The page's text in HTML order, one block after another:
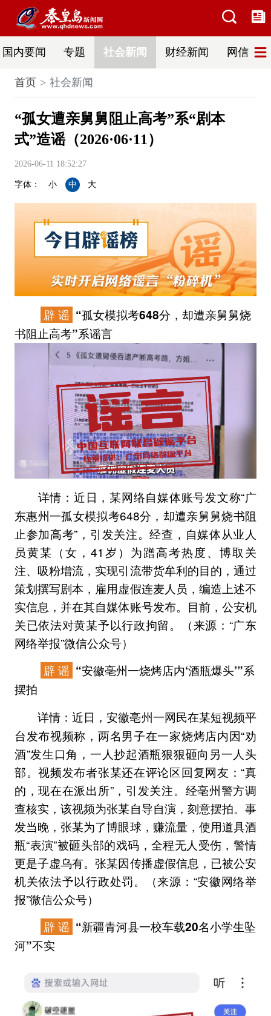
国内要闻 专题 社会新闻 财经新闻 网信普法
首页 社会新闻
“孤女遭亲舅舅阻止高考”系“剧本
式”造谣（2026·06·11）
2026-06-11 18:52:27
字体： 小 中 大
辟 谣 “孤女模拟考648分，却遭亲舅舅烧
书阻止高考”系谣言
详情： 近日，某网络自媒体账号发文称“广
东惠州一孤女模拟考648分，却遭亲舅舅烧书阻
止参加高考”，引发关注。经查，自媒体从业人
员黄某（女，41岁）为蹭高考热度、博取关
注、吸粉增流，实现引流带货牟利的目的，通过
策划撰写剧本，雇用虚假连麦人员，编造上述不
实信息，并在其自媒体账号发布。目前，公安机
关已依法对黄某予以行政拘留。（来源：“广东
网络举报”微信公众号）
辟 谣 “安徽亳州一烧烤店内‘酒瓶爆头’”系
摆拍
详情：近日，安徽亳州一网民在某短视频平
台发布视频称，两名男子在一家烧烤店内因“劝
酒”发生口角，一人抄起酒瓶狠狠砸向另一人头
部。视频发布者张某还在评论区回复网友：“真
的，现在在派出所”，引发关注。经亳州警方调
查核实，该视频为张某自导自演，刻意摆拍。事
发当晚，张某为了博眼球，赚流量，使用道具酒
瓶“表演”被砸头部的戏码，全程无人受伤，警情
更是子虚乌有。张某因传播虚假信息，已被公安
机关依法予以行政处罚。（来源：“安徽网络举
报”微信公众号）
辟 谣 “新疆青河县一校车载20名小学生坠
河”不实